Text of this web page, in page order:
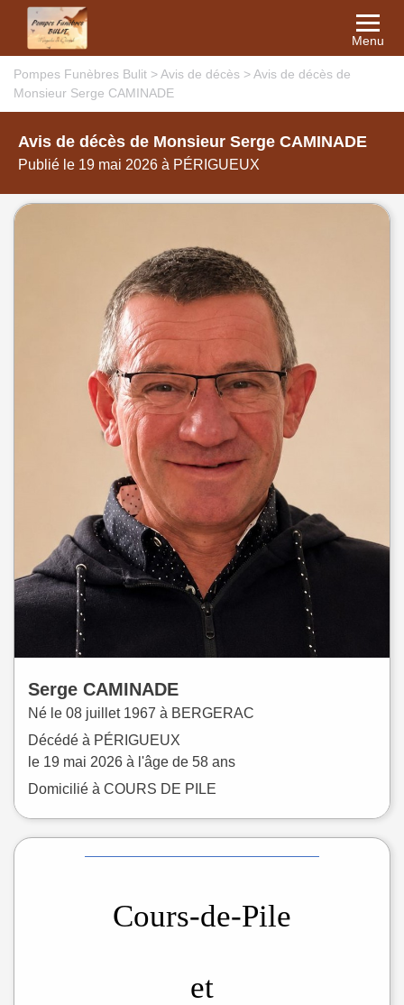
Menu
Pompes Funèbres Bulit >Avis de décès >Avis de décès de
Monsieur Serge CAMINADE
Avis de décès de Monsieur Serge CAMINADE
Publié le 19 mai 2026 à PÉRIGUEUX
Serge CAMINADE
Né le 08 juillet 1967 à BERGERAC
Décédé à PÉRIGUEUX
le 19 mai 2026 à l'âge de 58 ans
Domicilié à COURS DE PILE
Cours-de-Pile
et